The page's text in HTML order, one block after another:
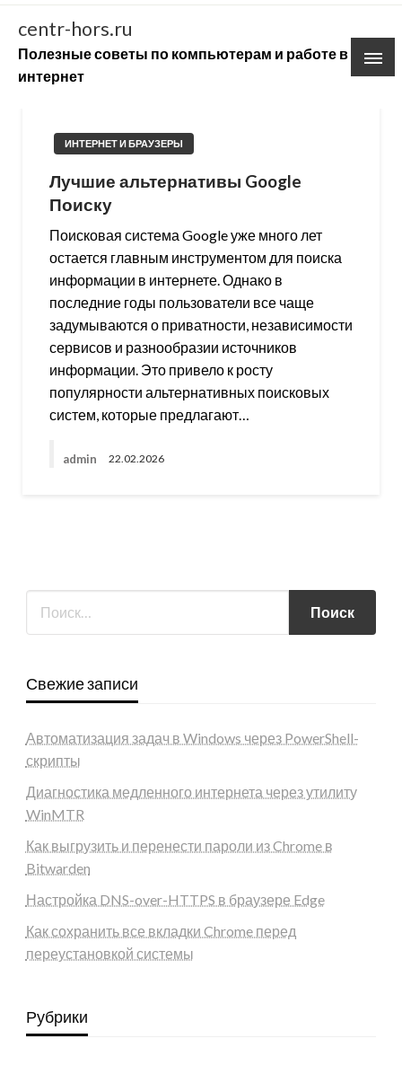
Skip
content
centr-hors.ru
Полезные советы по компьютерам и работе в
интернет
ИНТЕРНЕТ И БРАУЗЕРЫ
Лучшие альтернативы Google
Поиску
Поисковая система Google уже много лет
остается главным инструментом для поиска
информации в интернете. Однако в
последние годы пользователи все чаще
задумываются о приватности, независимости
сервисов и разнообразии источников
информации. Это привело к росту
популярности альтернативных поисковых
систем, которые предлагают…
admin 22.02.2026
Свежие записи
Автоматизация задач в Windows через PowerShell-
скрипты
Диагностика медленного интернета через утилиту
WinMTR
Как выгрузить и перенести пароли из Chrome в
Bitwarden
Настройка DNS-over-HTTPS в браузере Edge
Как сохранить все вкладки Chrome перед
переустановкой системы
Рубрики